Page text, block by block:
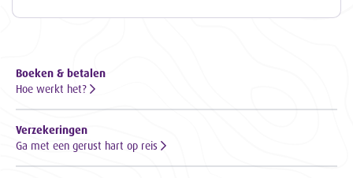
Boeken & betalen
Hoe werkt het?
Verzekeringen
Ga met een gerust hart op reis